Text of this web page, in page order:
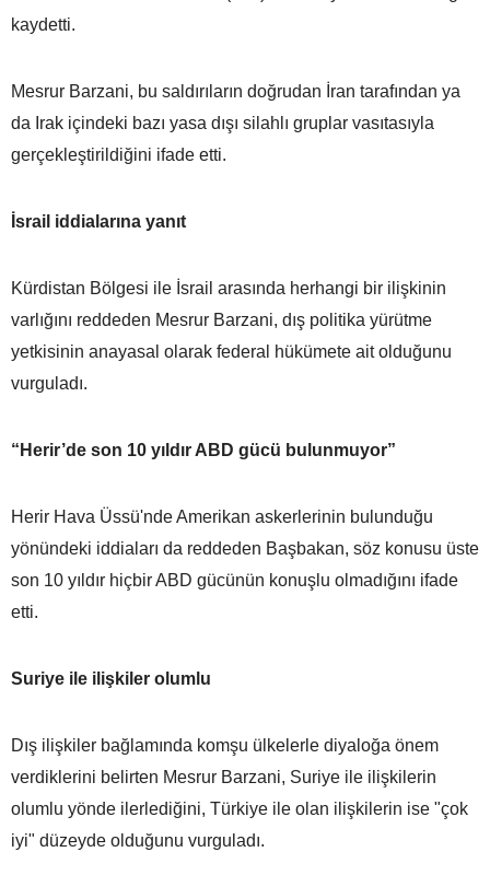
kaydetti.
Mesrur Barzani, bu saldırıların doğrudan İran tarafından ya
da Irak içindeki bazı yasa dışı silahlı gruplar vasıtasıyla
gerçekleştirildiğini ifade etti.
İsrail iddialarına yanıt
Kürdistan Bölgesi ile İsrail arasında herhangi bir ilişkinin
varlığını reddeden Mesrur Barzani, dış politika yürütme
yetkisinin anayasal olarak federal hükümete ait olduğunu
vurguladı.
“Herir’de son 10 yıldır ABD gücü bulunmuyor”
Herir Hava Üssü'nde Amerikan askerlerinin bulunduğu
yönündeki iddiaları da reddeden Başbakan, söz konusu üste
son 10 yıldır hiçbir ABD gücünün konuşlu olmadığını ifade
etti.
Suriye ile ilişkiler olumlu
Dış ilişkiler bağlamında komşu ülkelerle diyaloğa önem
verdiklerini belirten Mesrur Barzani, Suriye ile ilişkilerin
olumlu yönde ilerlediğini, Türkiye ile olan ilişkilerin ise "çok
iyi" düzeyde olduğunu vurguladı.